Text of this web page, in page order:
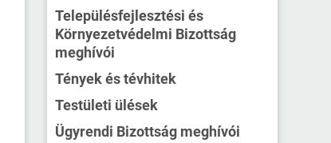
Településfejlesztési és
Környezetvédelmi Bizottság
meghívói
Tények és tévhitek
Testületi ülések
Ügyrendi Bizottság meghívói